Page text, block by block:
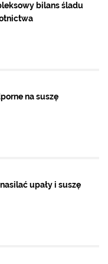
bilans śladu
na suszę
upały i suszę